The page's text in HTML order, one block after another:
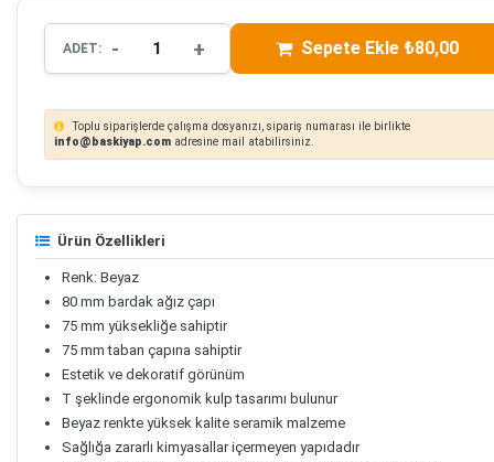
ADET: - + Sepete Ekle ₺80,00
Toplu siparişlerde çalışma dosyanızı, sipariş numarası ile birlikte
info@baskiyap.com adresine mail atabilirsiniz.
Ürün Özellikleri
Renk: Beyaz
80 mm bardak ağız çapı
75 mm yüksekliğe sahiptir
75 mm taban çapına sahiptir
Estetik ve dekoratif görünüm
T şeklinde ergonomik kulp tasarımı bulunur
Beyaz renkte yüksek kalite seramik malzeme
Sağlığa zararlı kimyasallar içermeyen yapıdadır